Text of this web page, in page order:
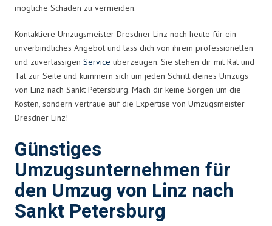
mögliche Schäden zu vermeiden.
Kontaktiere Umzugsmeister Dresdner Linz noch heute für ein
unverbindliches Angebot und lass dich von ihrem professionellen
und zuverlässigen Service überzeugen. Sie stehen dir mit Rat und
Tat zur Seite und kümmern sich um jeden Schritt deines Umzugs
von Linz nach Sankt Petersburg. Mach dir keine Sorgen um die
Kosten, sondern vertraue auf die Expertise von Umzugsmeister
Dresdner Linz!
Günstiges
Umzugsunternehmen für
den Umzug von Linz nach
Sankt Petersburg